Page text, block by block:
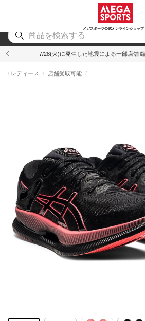
メガスポーツ公式オンラインショップ
アウトドア
7/28(火)に発生した地震による一部店舗
レディース 店舗受取可能